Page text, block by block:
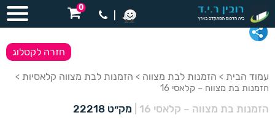
0
עמוד הבית > הזמנות לבת מצווה > הזמנות לבת מצווה קלאסיות >
הזמנות בת מצווה – קלאסי 16
הזמנות בת מצווה – קלאסי 16 מק״ט 22218
חזרה לקטלוג